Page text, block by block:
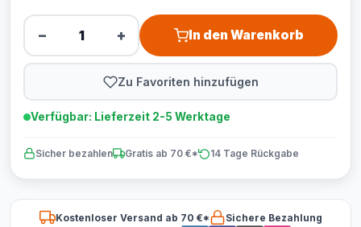
− + In den Warenkorb
Zu Favoriten hinzufügen
Verfügbar: Lieferzeit 2-5 Werktage
Sicher bezahlen Gratis ab 70 €* 14 Tage Rückgabe
Kostenloser Versand ab 70 €*
Sichere Bezahlung